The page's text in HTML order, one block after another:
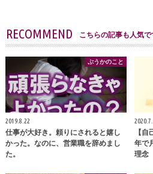
RECOMMEND こちらの記事も人気で
ぷうかのこと
2019.8.22
仕事が大好き。頼りにされると嬉し
かった。なのに、営業職を辞めまし
た。
【
年で
理念